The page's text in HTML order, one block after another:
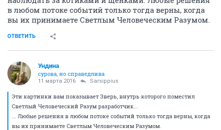
в любом потоке событий только тогда верны, когда
вы их принимаете Светлым Человеческим Разумом.
ОТВЕТИТЬ
Ундинa
сурова, но справедлива
11 марта 2016 Sarsippius
Эти картинки вам показывает Зверь, внутрь которого поместил
Светлый Человеческий Разум разработчик...
... Любые решения в любом потоке событий только тогда верны, когда
вы их принимаете Светлым Человеческим Разумом.